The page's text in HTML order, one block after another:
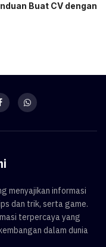
Buat CV dengan
menyajikan informasi
dan trik, serta game.
terpercaya yang
dalam dunia